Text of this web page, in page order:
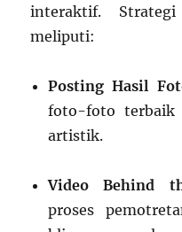
interaktif.
meliputi:
Posting Hasil
foto-foto terbaik
artistik.
Video Behind
proses